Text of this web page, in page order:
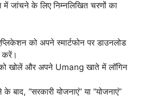
जांचने के लिए निम्नलिखित चरणों का
को अपने स्मार्टफोन पर डाउनलोड
करें।
खोलें और अपने Umang खाते में लॉगिन
बाद, “सरकारी योजनाएं” या “योजनाएं”